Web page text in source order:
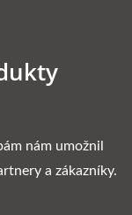
nám umožnil
a zákazníky.